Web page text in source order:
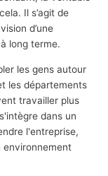
Il s’agit de
d’une
long terme.
les gens autour
les départements
travailler plus
dans un
l'entreprise,
environnement